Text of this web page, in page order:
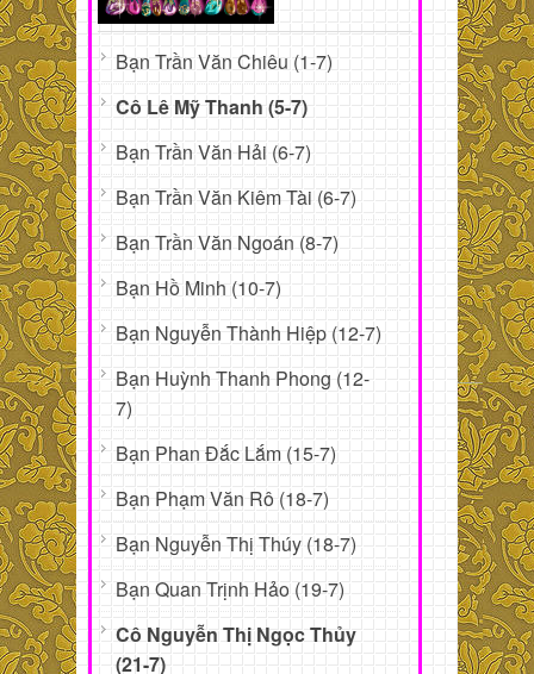
Bạn Trần Văn Chiêu (1-7)
Cô Lê Mỹ Thanh (5-7)
Bạn Trần Văn Hải (6-7)
Bạn Trần Văn Kiêm Tài (6-7)
Bạn Trần Văn Ngoán (8-7)
Bạn Hồ Minh (10-7)
Bạn Nguyễn Thành Hiệp (12-7)
Bạn Huỳnh Thanh Phong (12-
7)
Bạn Phan Đắc Lắm (15-7)
Bạn Phạm Văn Rô (18-7)
Bạn Nguyễn Thị Thúy (18-7)
Bạn Quan Trịnh Hảo (19-7)
Cô Nguyễn Thị Ngọc Thủy
(21-7)